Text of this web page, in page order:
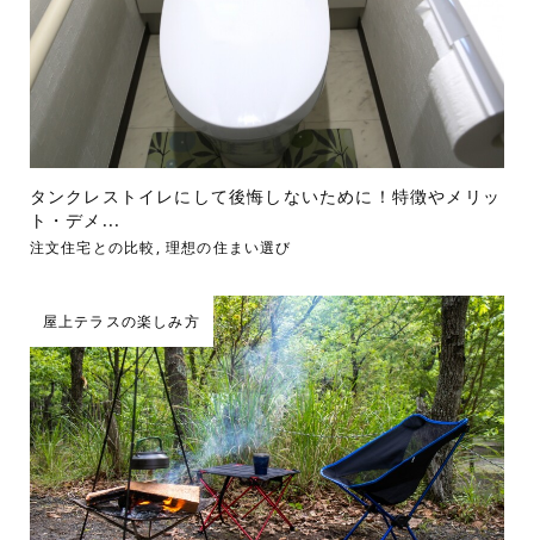
タンクレストイレにして後悔しないために！特徴やメリッ
ト・デメ...
注文住宅との比較 , 理想の住まい選び
屋上テラスの楽しみ方